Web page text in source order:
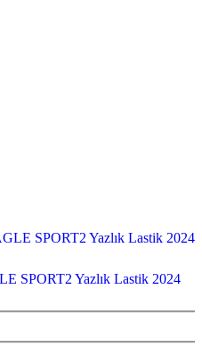
SPORT2 Yazlık Lastik 2024